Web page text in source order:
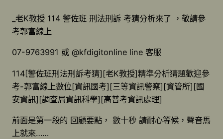
_老K教授 114 警佐班 刑法刑訴 考猜分析來了 ，敬請參
考郭富線上
07-9763991 或 @kfdigitonline line 客服
114[警佐班刑法刑訴考猜][老K教授]精準分析猜題歡迎參
考-郭富線上數位[資訊國考][三等資訊警察][資管所][國
安資訊][調查局資訊科學][高普考資訊處理]
前面是第一段的 回顧要點， 數十秒 請耐心等候，聲音馬
上就來……